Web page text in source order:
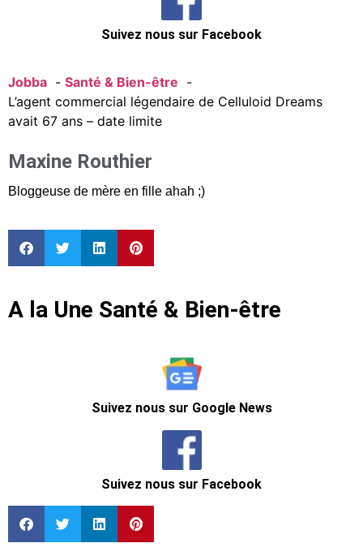
Suivez nous sur Facebook
Jobba
Santé & Bien-être
L’agent commercial légendaire de Celluloid Dreams
avait 67 ans – date limite
Maxine Routhier
Bloggeuse de mère en fille ahah ;)
A la Une Santé & Bien-être
Suivez nous sur Google News
Suivez nous sur Facebook